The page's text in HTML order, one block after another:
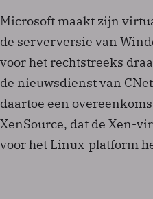
Microsoft maakt zijn
de serverversie van
voor het rechtstreeks
de nieuwsdienst van
daartoe een
XenSource, dat de Xen-
voor het Linux-platform